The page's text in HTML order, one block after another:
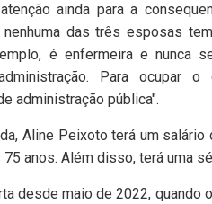
ainda para a
nenhuma das três esposas
é enfermeira e nunca
Para ocupar
administração pública".
Aline Peixoto terá um
anos. Além disso, terá uma
desde maio de 2022, quando